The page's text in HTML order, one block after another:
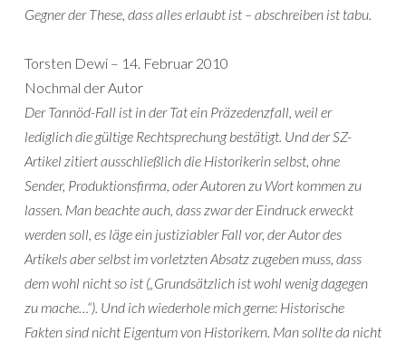
Gegner der These, dass alles erlaubt ist – abschreiben ist tabu.
Torsten Dewi – 14. Februar 2010
Nochmal der Autor
Der Tannöd-Fall ist in der Tat ein Präzedenzfall, weil er
lediglich die gültige Rechtsprechung bestätigt. Und der SZ-
Artikel zitiert ausschließlich die Historikerin selbst, ohne
Sender, Produktionsfirma, oder Autoren zu Wort kommen zu
lassen. Man beachte auch, dass zwar der Eindruck erweckt
werden soll, es läge ein justiziabler Fall vor, der Autor des
Artikels aber selbst im vorletzten Absatz zugeben muss, dass
dem wohl nicht so ist („Grundsätzlich ist wohl wenig dagegen
zu mache…“). Und ich wiederhole mich gerne: Historische
Fakten sind nicht Eigentum von Historikern. Man sollte da nicht